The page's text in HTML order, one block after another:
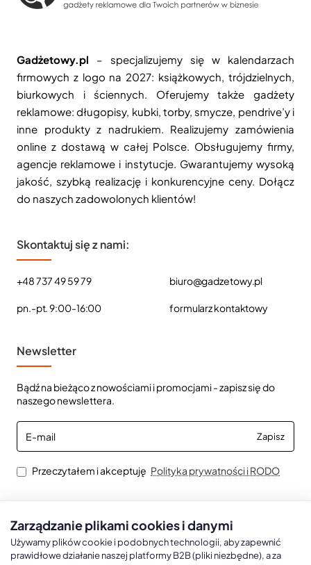
Gadżetowy.pl – specjalizujemy się w kalendarzach
firmowych z logo na 2027: książkowych, trójdzielnych,
biurkowych i ściennych. Oferujemy także gadżety
reklamowe: długopisy, kubki, torby, smycze, pendrive’y i
inne produkty z nadrukiem. Realizujemy zamówienia
online z dostawą w całej Polsce. Obsługujemy firmy,
agencje reklamowe i instytucje. Gwarantujemy wysoką
jakość, szybką realizację i konkurencyjne ceny. Dołącz
do naszych zadowolonych klientów!
Skontaktuj się z nami:
+48 737 49 59 79
pn.-pt. 9:00-16:00
biuro@gadzetowy.pl
formularz kontaktowy
Newsletter
Bądź na bieżąco z nowościami i promocjami - zapisz się do
naszego newslettera.
E-
mail
Zapisz
Przeczytałem i akceptuję Polityka prywatności i RODO
Kalendarze Ścienne
Zarządzanie plikami cookies i danymi
Używamy plików cookie i podobnych technologii, aby zapewnić
prawidłowe działanie naszej platformy B2B (pliki niezbędne), a za